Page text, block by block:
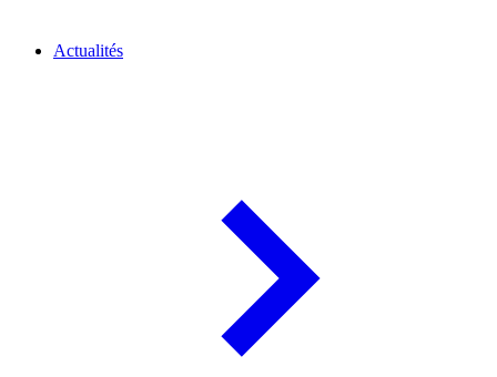
Actualités